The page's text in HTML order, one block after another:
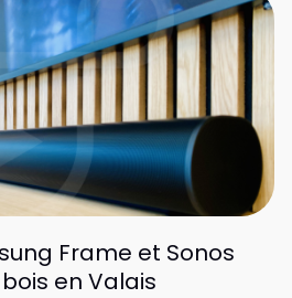
Frame et Sonos
en Valais